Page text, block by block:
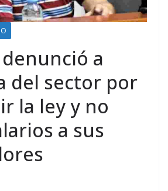
denunció a
del sector por
la ley y no
a sus